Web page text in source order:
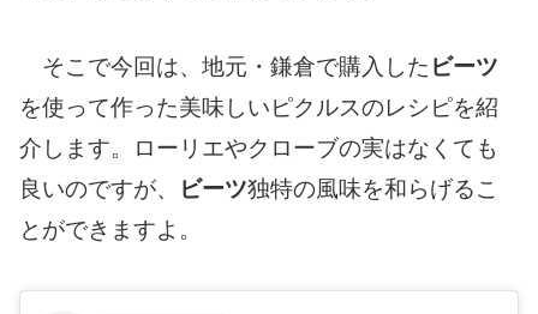
そこで今回は、地元・鎌倉で購入した ビーツ
を使って作った美味しいピクルスのレシピを紹
介します。ローリエやクローブの実はなくても
良いのですが、
ビーツ独特の風味を和らげるこ
とができますよ。